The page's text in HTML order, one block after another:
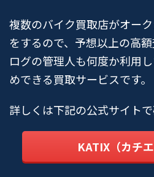
複数のバイク買取店がオー
をするので、予想以上の高
ログの管理人も何度か利用
めできる買取サービスです。
詳しくは下記の公式サイト
KATIX（カチエ